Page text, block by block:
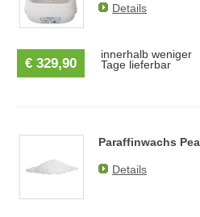
Details
€ 329,90
innerhalb weniger
Tage lieferbar
Paraffinwachs
Details